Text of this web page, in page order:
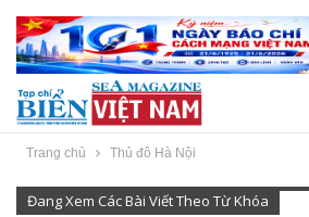
Trang chủ Thủ đô Hà Nội
Đang Xem Các Bài Viết Theo Từ Khóa